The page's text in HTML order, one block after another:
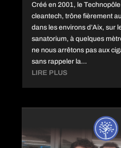
Créé en 2001, le
cleantech, trône fièrement
dans les environs d’Aix, sur
sanatorium, à quelques
ne nous arrêtons pas aux
sans rappeler la...
LIRE PLUS